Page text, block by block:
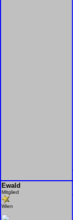
Ewald
Mitglied
Wien